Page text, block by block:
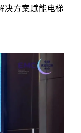
决方案赋能电梯